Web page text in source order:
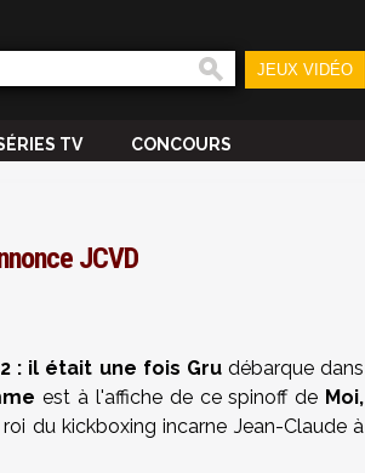
JEUX VIDÉO
TV CONCOURS
JCVD
: il était une fois Grudébarque dans
est à l'affiche de ce spinoff de Moi,
du kickboxing incarne Jean-Claude à